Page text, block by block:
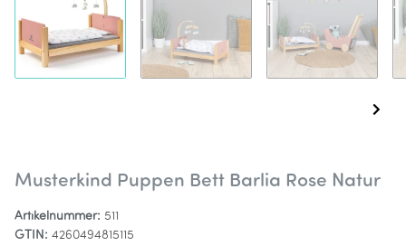
Musterkind Puppen Bett Barlia Rose Natur
Artikelnummer: 511
GTIN: 4260494815115